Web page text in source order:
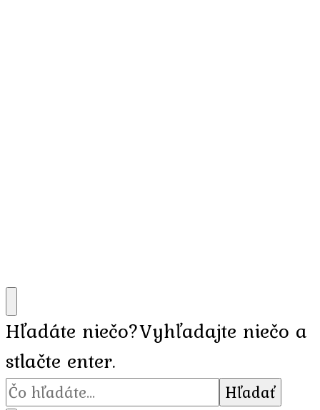
Hľadáte niečo?Vyhľadajte niečo a
stlačte enter.